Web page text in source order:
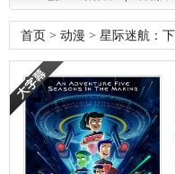
首页 > 动漫 > 星际迷航：